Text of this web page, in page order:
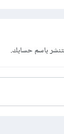
باسم حسابك.